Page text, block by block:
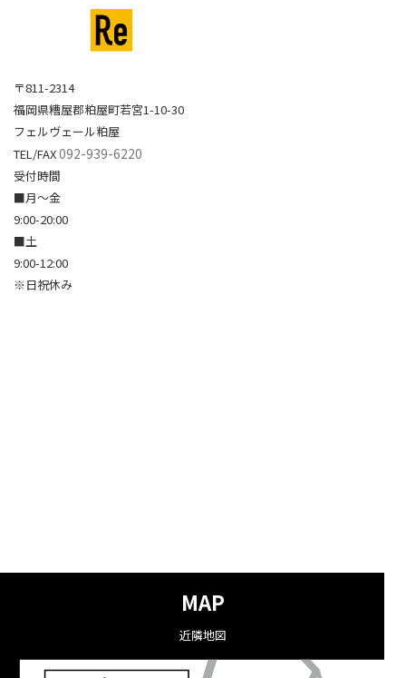
〒811-2314
福岡県糟屋郡粕屋町若宮1-10-30
フェルヴェール粕屋
TEL/FAX092-939-6220
受付時間
■月～金
9:00-20:00
■土
9:00-12:00
※日祝休み
MAP
近隣地図